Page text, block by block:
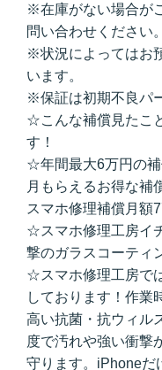
※在庫がない場合が
問い合わせください。
※状況によってはお
います。
※保証は初期不良パ
☆こんな補償見たこ
す！
☆年間最大6万円の
月もらえるお得な補
スマホ修理補償月額
☆スマホ修理工房イ
撃のガラスコーティ
☆スマホ修理工房で
しております！作業
高い抗菌・抗ウィル
度で汚れや強い衝撃
守ります。iPhoneだ